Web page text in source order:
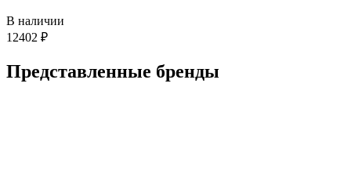
В наличии
12402 ₽
Представленные бренды